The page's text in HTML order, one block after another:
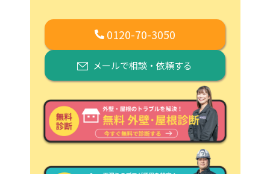
0120-70-3050
メールで相談・依頼する